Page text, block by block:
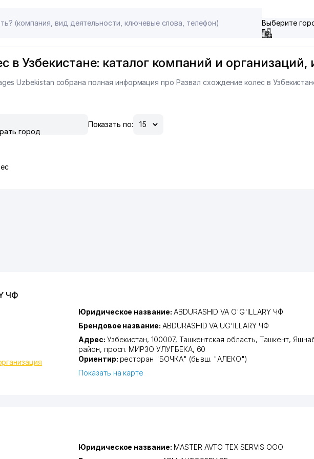
Выберите
в Узбекистане: каталог компаний и
Uzbekistan собрана полная информация про Развал схождение колес в
город
Показать по:
ЧФ
Юридическое название: ABDURASHID VA O'G'ILLARY ЧФ
Брендовое название: ABDURASHID VA UG'ILLARY ЧФ
Адрес: Узбекистан, 100007, Ташкентская область, Ташкент,
район, просп. МИРЗО УЛУГБЕКА, 60
Ориентир: ресторан "БОЧКА" (бывш. "АЛЕКО")
Показать на карте
Юридическое название: MASTER AVTO TEX SERVIS ООО